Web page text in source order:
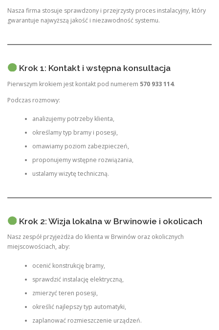
Nasza firma stosuje sprawdzony i przejrzysty proces instalacyjny, który
gwarantuje najwyższą jakość i niezawodność systemu.
Krok 1: Kontakt i wstępna konsultacja
Pierwszym krokiem jest kontakt pod numerem 570 933 114.
Podczas rozmowy:
analizujemy potrzeby klienta,
określamy typ bramy i posesji,
omawiamy poziom zabezpieczeń,
proponujemy wstępne rozwiązania,
ustalamy wizytę techniczną.
Krok 2: Wizja lokalna w Brwinowie i okolicach
Nasz zespół przyjeżdża do klienta w Brwinów oraz okolicznych
miejscowościach, aby:
ocenić konstrukcję bramy,
sprawdzić instalację elektryczną,
zmierzyć teren posesji,
określić najlepszy typ automatyki,
zaplanować rozmieszczenie urządzeń.